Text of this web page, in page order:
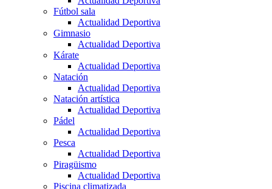
Fútbol sala
Actualidad Deportiva
Gimnasio
Actualidad Deportiva
Kárate
Actualidad Deportiva
Natación
Actualidad Deportiva
Natación artística
Actualidad Deportiva
Pádel
Actualidad Deportiva
Pesca
Actualidad Deportiva
Piragüismo
Actualidad Deportiva
Piscina climatizada